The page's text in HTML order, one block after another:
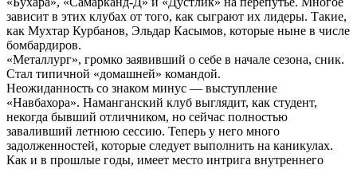
зависит в этих клубах от того, как сыграют их лидеры. Такие,
как Мухтар Курбанов, Эльдар Касымов, которые ныне в числе
бомбардиров.
«Металлург», громко заявивший о себе в начале сезона, сник.
Стал типичной «домашней» командой.
Неожиданность со знаком минус — выступление
«Навбахора». Наманганский клуб выглядит, как студент,
некогда бывший отличником, но сейчас полностью
заваливший летнюю сессию. Теперь у него много
задолженностей, которые следует выполнить на каникулах.
Как и в прошлые годы, имеет место интрига внутреннего